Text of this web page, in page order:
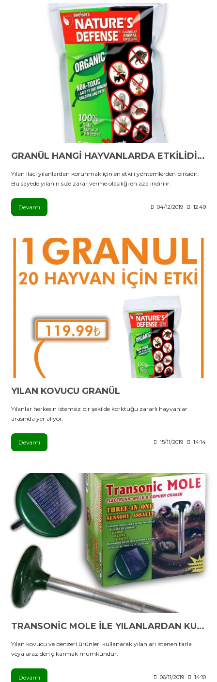
GRANÜL HANGİ HAYVANLARDA ETKİLİDİR?
Yılan ilacı yılanlardan korunmak için en etkili yöntemlerden birisidir.
Bu sayede yılanın size zarar verme olasılığı en aza indirilir.
Devamı 04/12/2019 12:49
YILAN KOVUCU GRANÜL
Yılanlar herkesin istemsiz bir şekilde korktuğu zararlı hayvanlar
arasında yer alıyor.
Devamı 15/11/2019 14:14
TRANSONİC MOLE İLE YILANLARDAN KURTULMA ZAMANI
Yılan kovucu ve benzeri ürünleri kullanarak yılanları istenen tarla
veya araziden çıkarmak mümkündür.
Devamı 06/11/2019 14:10